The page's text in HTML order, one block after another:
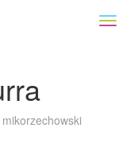
mikorzechowski